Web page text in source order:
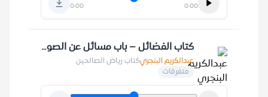
0:00 0:00
كتاب الفضائل – باب مسائل عن الصوم 12-7-1410 هـ
عبدالكريم البنجريكتاب رياض الصالحين
متفرقات